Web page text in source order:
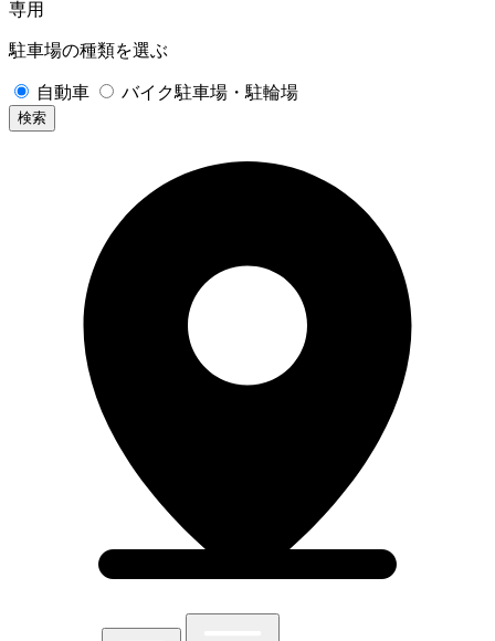
専用
駐車場の種類を選ぶ
自動車 バイク駐車場・駐輪場
検索